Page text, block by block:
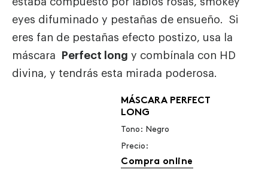
eyes difuminado y pestañas de ensueño. Si
eres fan de pestañas efecto postizo, usa la
máscara
Perfect long y combínala con HD
divina, y tendrás esta mirada poderosa.
MÁSCARA PERFECT
LONG
Tono: Negro
Precio:
Compra online